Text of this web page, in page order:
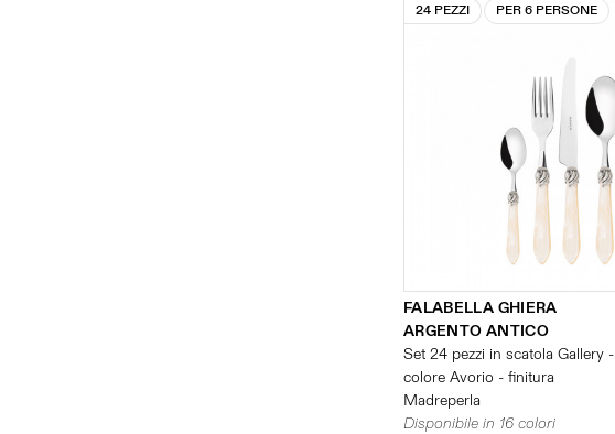
24 PEZZI PER 6 PERSONE
FALABELLA GHIERA
ARGENTO ANTICO
Set 24 pezzi in scatola Gallery -
colore Avorio - finitura
Madreperla
Disponibile in 16 colori